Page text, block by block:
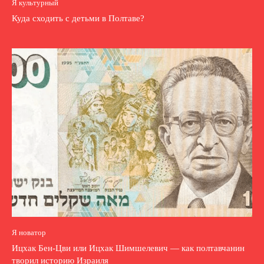
Я культурный
Куда сходить с детьми в Полтаве?
Я новатор
Ицхак Бен-Цви или Ицхак Шимшелевич — как полтавчанин
творил историю Израиля